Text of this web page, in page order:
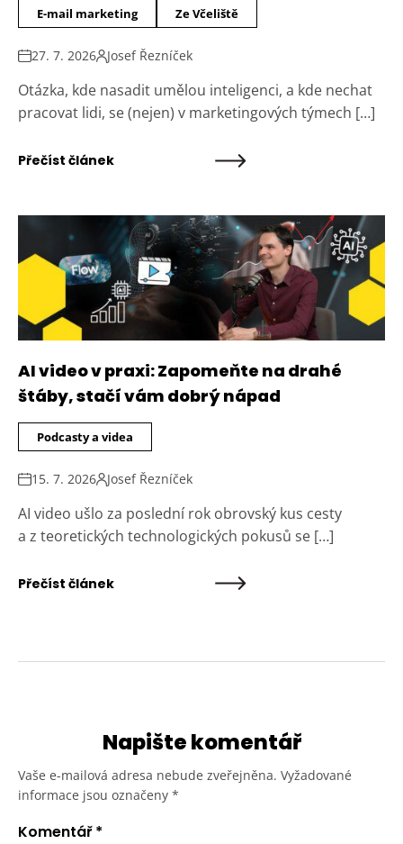
E-mail marketing Ze Včeliště
27. 7. 2026 Josef Řezníček
Otázka, kde nasadit umělou inteligenci, a kde nechat
pracovat lidi, se (nejen) v marketingových týmech […]
Přečíst článek
AI video v praxi: Zapomeňte na drahé
štáby, stačí vám dobrý nápad
Podcasty a videa
15. 7. 2026 Josef Řezníček
AI video ušlo za poslední rok obrovský kus cesty
a z teoretických technologických pokusů se […]
Přečíst článek
Napište komentář
Vaše e-mailová adresa nebude zveřejněna. Vyžadované
informace jsou označeny *
Komentář*